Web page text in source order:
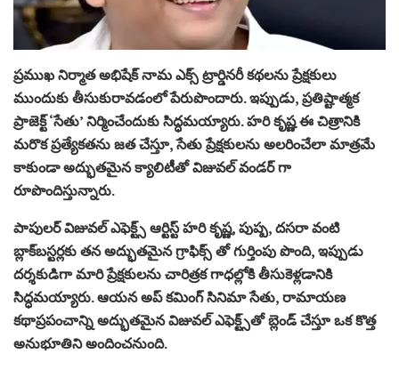
ప్రముఖ నిర్మాత అభిషేక్ నామ ఎక్స్ ట్రార్డినరీ కథలను ప్రేక్షకులు
ముందుకు తీసుకురావడంలో పేరుపొందారు. ఇప్పుడు, ప్రతిష్టాత్మక
ప్రాజెక్ట్‌ ‘సేతు’ నిర్మించేందుకు సిద్ధమయ్యారు. హరి కృష్ణ ఈ చిత్రానికి
మరొక ప్రత్యేకతను జత చేస్తూ, సేతు ప్రేక్షకులను అలరించేలా మాత్రమే
కాకుండా అద్భుతమైన క్యాలిటీతో విజువల్ వండర్ గా
రూపొందిస్తున్నారు.
పాపులర్ విజువల్ ఎఫెక్ట్స్ ఆర్టిస్ట్ హరి కృష్ణ, పుష్ప, దసరా వంటి
బ్లాక్‌బస్టర్లకు తన అద్భుతమైన గ్రాఫిక్స్ తో గుర్తింపు పొంది, ఇప్పుడు
దర్శకుడిగా మారి ప్రేక్షకులను చారిత్రక గాధల్లోకి తీసుకెళ్లడానికి
సిద్ధమయ్యారు. ఆయన అప్ కమింగ్ సినిమా సేతు, రామాయణ
కథాప్రపంచాన్ని అద్భుతమైన విజువల్ ఎఫెక్ట్స్‌తో బ్లెండ్ చేస్తూ ఒక కొత్త
అనుభూతిని అందించనుంది.